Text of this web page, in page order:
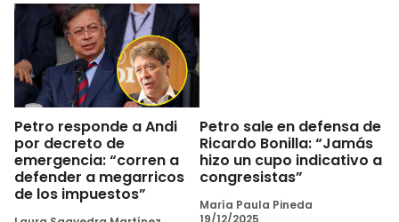
Petro responde a Andi
por decreto de
emergencia: “corren a
defender a megarricos
de los impuestos”
Petro sale en defensa de
Ricardo Bonilla: “Jamás
hizo un cupo indicativo a
congresistas”
María Paula Pineda
19/12/2025